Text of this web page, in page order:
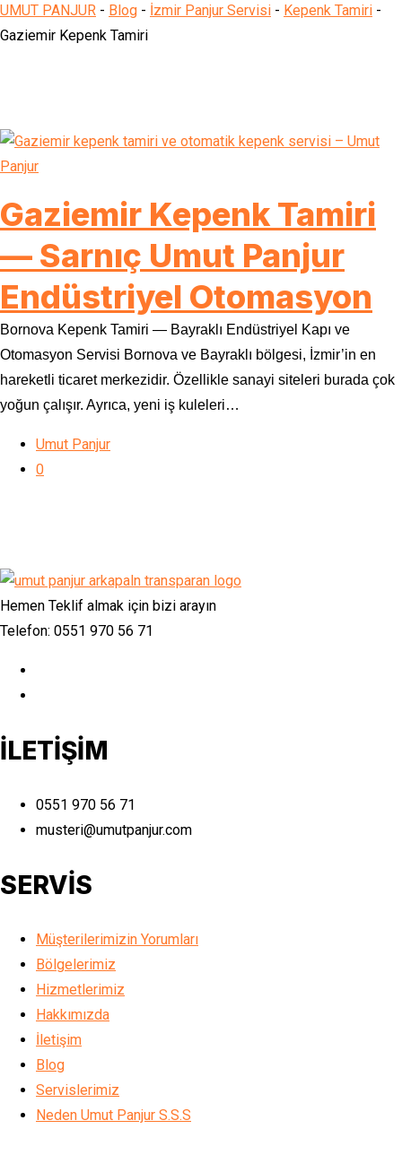
UMUT PANJUR - Blog - İzmir Panjur Servisi - Kepenk Tamiri -
Gaziemir Kepenk Tamiri
Gaziemir Kepenk Tamiri
— Sarnıç Umut Panjur
Endüstriyel Otomasyon
Bornova Kepenk Tamiri — Bayraklı Endüstriyel Kapı ve
Otomasyon Servisi Bornova ve Bayraklı bölgesi, İzmir’in en
hareketli ticaret merkezidir. Özellikle sanayi siteleri burada çok
yoğun çalışır. Ayrıca, yeni iş kuleleri…
Umut Panjur
0
Hemen Teklif almak için bizi arayın
Telefon: 0551 970 56 71
İLETİŞİM
0551 970 56 71
musteri@umutpanjur.com
SERVİS
Müşterilerimizin Yorumları
Bölgelerimiz
Hizmetlerimiz
Hakkımızda
İletişim
Blog
Servislerimiz
Neden Umut Panjur S.S.S